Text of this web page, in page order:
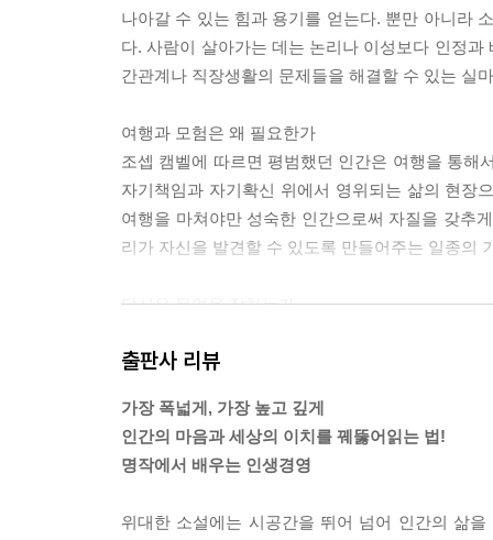
적당히는 패배일 뿐, 죽을 각오로 승부하라
『모닥불』'성모' 안도현
『책도둑』 마커스 주삭
세상을 변화시키는 힘은 무엇인가
『나무를 심은 사람』 장 지오노
조금씩 잊혀지며, 매일 이별하며
『상실의 시대』 무라카미 하루키
4. 소설, 세상의 이치를 보여주다
『장미의 이름』 움베르토 에코
나아갈 수 있는 힘과 용기를 얻는다. 뿐만 아니라
다. 사람이 살아가는 데는 논리나 이성보다 인정
간관계나 직장생활의 문제들을 해결할 수 있는 실
여행과 모험은 왜 필요한가
조셉 캠벨에 따르면 평범했던 인간은 여행을 통해
자기책임과 자기확신 위에서 영위되는 삶의 현장
여행을 마쳐야만 성숙한 인간으로써 자질을 갖추
리가 자신을 발견할 수 있도록 만들어주는 일종의
당신은 무엇을 잘하는가
색한다는 것은 일의 경중을 따질 수 있고 세상이
스로의 몸과 마음을 자신의 것으로 할 수 있다는 것
참으로 중요하다. 세상의 이치를 알고 자연스럽
출판사 리뷰
가장 폭넓게, 가장 높고 깊게
인간의 마음과 세상의 이치를 꿰뚫어읽는 법!
명작에서 배우는 인생경영
위대한 소설에는 시공간을 뛰어 넘어 인간의 삶